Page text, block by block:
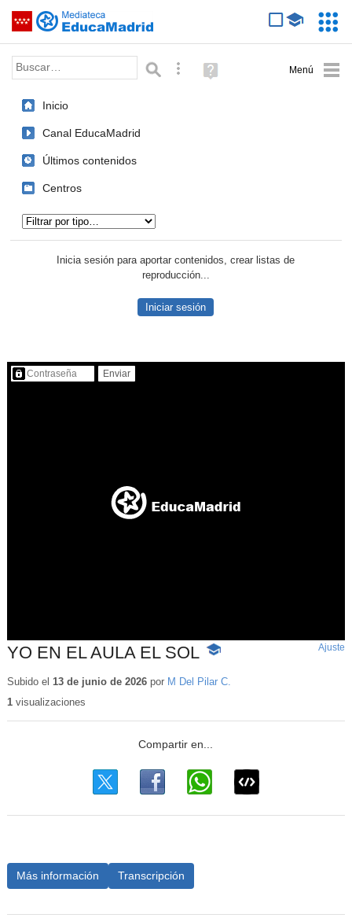
Saltar navegación
Palabra o frase: Búsqueda avanzada
Ayuda
(en
Inicio
Canal EducaMadrid
Últimos contenidos
Centros
Inicia sesión para aportar contenidos, crear listas de
reproducción...
Iniciar sesión
Contenido protegido…
YO EN EL AULA EL SOL -
educativo
Ajuste
Subido el 13 de junio de 2026por M Del Pilar C.
1visualizaciones
Más información Transcripción